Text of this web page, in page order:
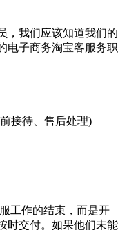
我们应该知道我们的
电子商务淘宝客服务职
接待、售后处理)
工作的结束，而是开
时交付。如果他们未能